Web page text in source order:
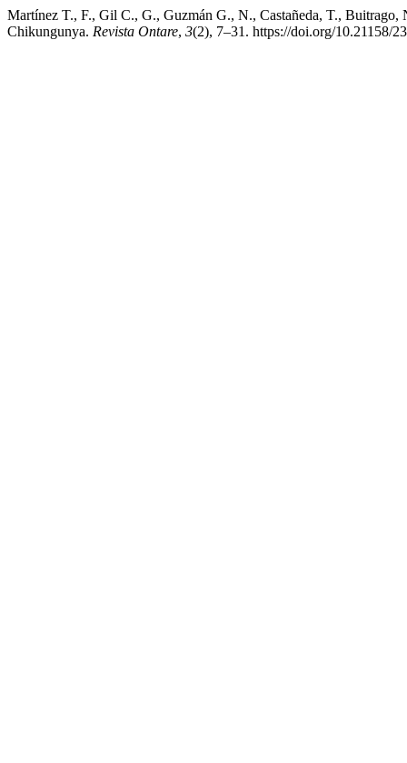
Martínez T., F., Gil C., G., Guzmán G., N., Castañeda, T.,
Chikungunya. Revista Ontare, 3(2), 7–31. https://doi.org/10.21158/